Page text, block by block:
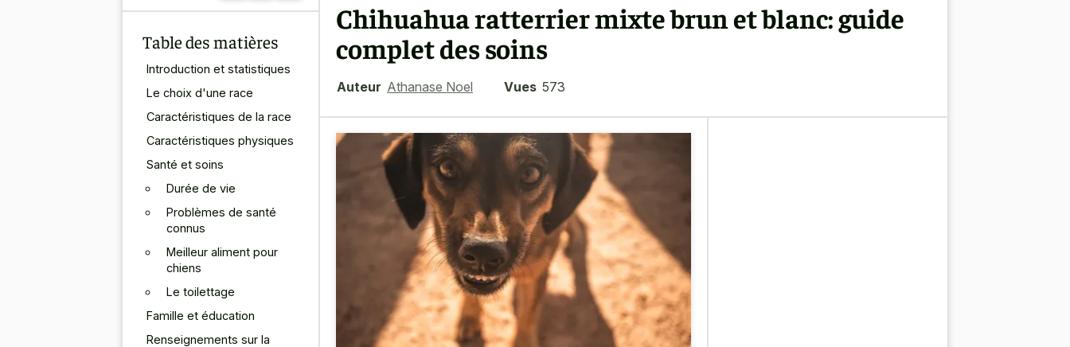
Table des matières
Introduction et statistiques
Le choix d'une race
Caractéristiques de la race
Caractéristiques physiques
Santé et soins
Durée de vie
Problèmes de santé
connus
Meilleur aliment pour
chiens
Le toilettage
Famille et éducation
Renseignements sur la
Chihuahua ratterrier mixte brun et blanc: guide
complet des soins
Auteur Athanase Noel Vues 573